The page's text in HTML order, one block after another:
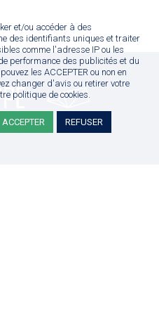
et/ou accéder à des
des identifiants uniques et traiter
comme l'adresse IP ou les
performance des publicités et du
les ACCEPTER ou non en
changer d'avis ou retirer votre
politique de cookies.
ACCEPTER REFUSER